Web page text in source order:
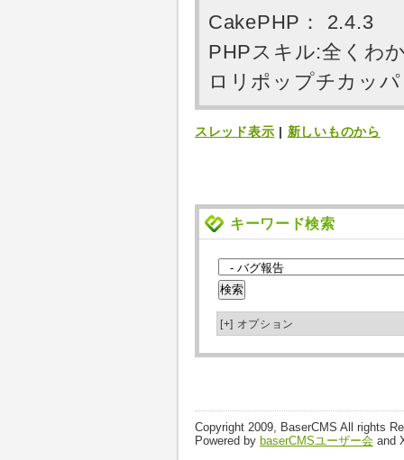
CakePHP： 2.4.3
PHPスキル:全くわ
ロリポップチカッ
スレッド表示 | 新しいものから
キーワード検索
[+] オプション
Copyright 2009, BaserCMS All rights
Powered by baserCMSユーザー会 and